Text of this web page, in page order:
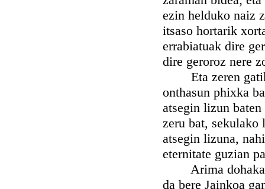
ezin helduko naiz
itsaso hortarik
errabiatuak dire
dire geroroz nere
Eta zeren gatik
onthasun phixka
atsegin lizun
zeru bat, sekulako
atsegin lizuna,
eternitate guzian
Arima
da bere Jainkoa